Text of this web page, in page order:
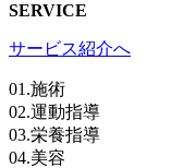
SERVICE
サービス紹介へ
01.施術
02.運動指導
03.栄養指導
04.美容